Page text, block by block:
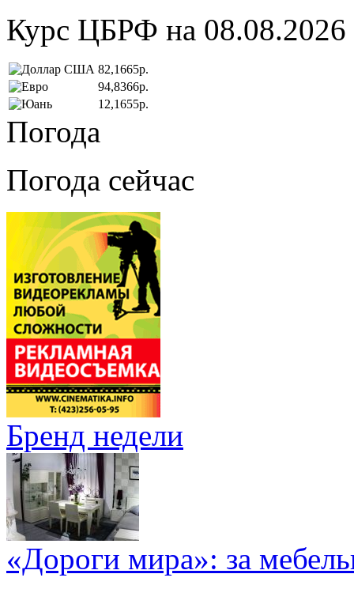
Курс ЦБРФ на 08.08.2026
82,1665р.
94,8366р.
12,1655р.
Погода
Погода сейчас
Бренд недели
«Дороги мира»: за